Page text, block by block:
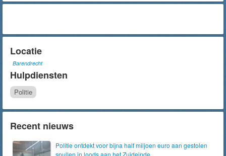
Locatie
Barendrecht
Hulpdiensten
Politie
Recent nieuws
Politie ontdekt voor bijna half miljoen euro aan gestolen
spullen in loods aan het Zuideinde